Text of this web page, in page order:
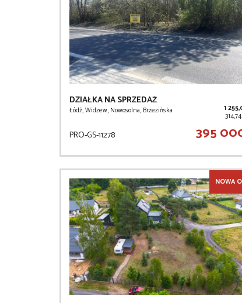
DZIAŁKA NA SPRZEDAŻ
Łódź, Widzew, Nowosolna, Brzezińska 1
PRO-GS-11278 395
NOWA